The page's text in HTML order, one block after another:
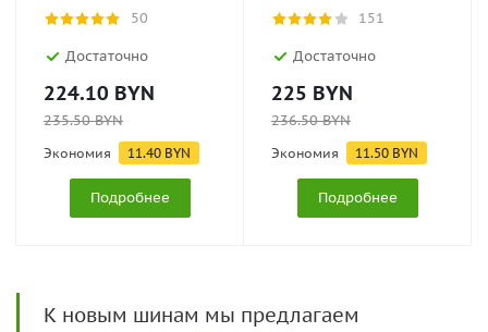
50
Достаточно
224.10 BYN
235.50BYN
Экономия 11.40 BYN
Подробнее
151
Достаточно
225 BYN
236.50BYN
Экономия 11.50 BYN
Подробнее
К новым шинам мы предлагаем